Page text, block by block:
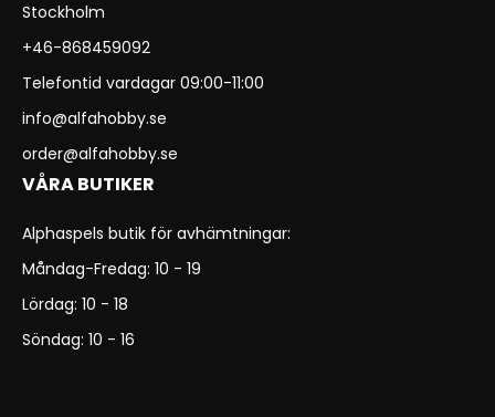
Stockholm
+46-868459092
Telefontid vardagar 09:00-11:00
info@alfahobby.se
order@alfahobby.se
VÅRA BUTIKER
Alphaspels butik för avhämtningar:
Måndag-Fredag: 10 - 19
Lördag: 10 - 18
Söndag: 10 - 16